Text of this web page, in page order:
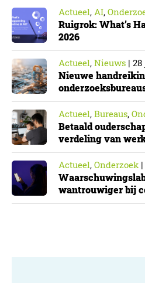
Actueel, AI,
Ruigrok: What’s
2026
Actueel, Nieuws | 28
Nieuwe
Actueel, Bureaus,
Betaald
verdeling van
Actueel, Onderzoek|
wantrouwiger bij